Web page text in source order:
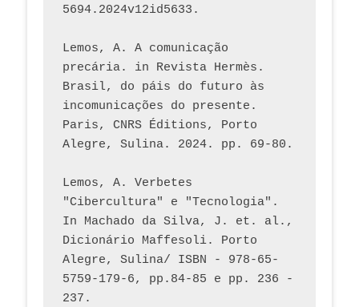
5694.2024v12id5633.
Lemos, A. A comunicação
precária. in Revista Hermès.
Brasil, do páis do futuro às
incomunicações do presente.
Paris, CNRS Éditions, Porto
Lemos, A. Verbetes
"Cibercultura" e "Tecnologia".
In Machado da Silva, J. et. al.,
Dicionário Maffesoli. Porto
Alegre, Sulina/ ISBN - 978-65-
5759-179-6, pp.84-85 e pp. 236 -
237.